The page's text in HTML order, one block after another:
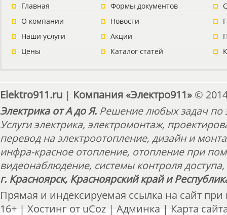
Главная
О компании
Наши услуги
Цены
Формы документов
Новости
Акции
Каталог статей
Elektro911.ru | Компания «Электро911» ©
Электрика от А до Я. Решение любых задач по
Услуги электрика, электромонтаж,
перевод на электроотопление, дизайн и
инфра-красное отопление, отопление при
видеонаблюдение, системы контроля
г. Красноярск, Красноярский край и
Прямая и индексируемая ссылка на сайт
16+ | Хостинг от uCoz | Админка | Карта